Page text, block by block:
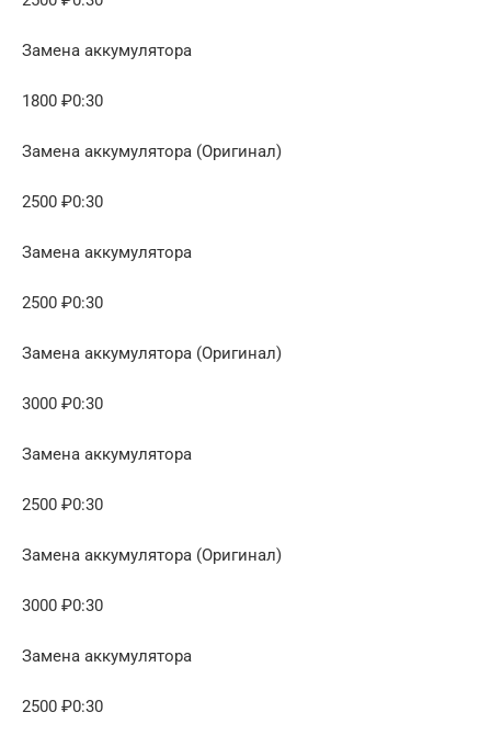
Замена аккумулятора
1800 ₽0:30
Замена аккумулятора (Оригинал)
2500 ₽0:30
Замена аккумулятора
2500 ₽0:30
Замена аккумулятора (Оригинал)
3000 ₽0:30
Замена аккумулятора
2500 ₽0:30
Замена аккумулятора (Оригинал)
3000 ₽0:30
Замена аккумулятора
2500 ₽0:30